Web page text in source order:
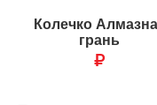
Колечко
грань
₽